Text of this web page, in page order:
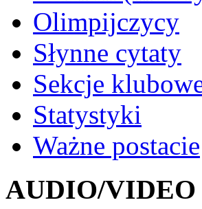
Olimpijczycy
Słynne cytaty
Sekcje
Statystyki
Ważne postacie
AUDIO/VIDEO